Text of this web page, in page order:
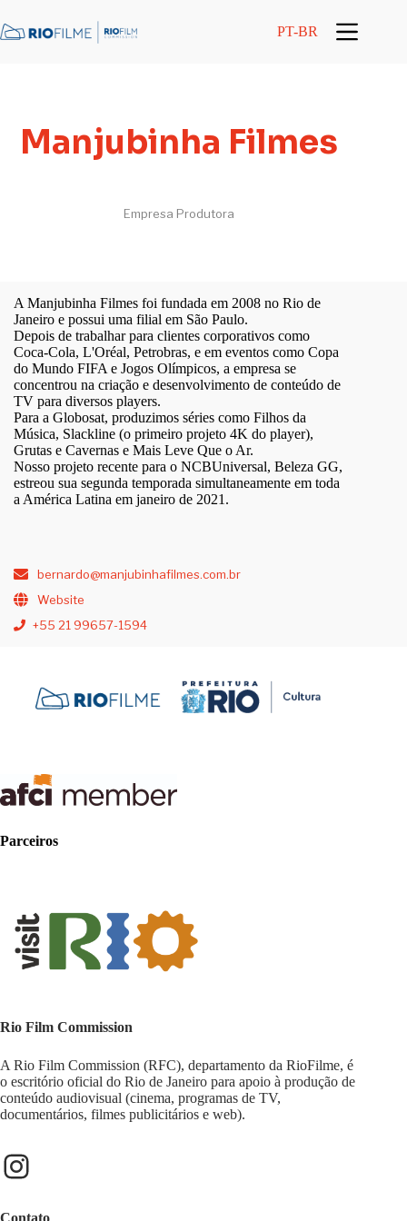
PT-BR
Manjubinha Filmes
Empresa Produtora
A Manjubinha Filmes foi fundada em 2008 no Rio de
Janeiro e possui uma filial em São Paulo.
Depois de trabalhar para clientes corporativos como
Coca-Cola, L'Oréal, Petrobras, e em eventos como Copa
do Mundo FIFA e Jogos Olímpicos, a empresa se
concentrou na criação e desenvolvimento de conteúdo de
TV para diversos players.
Para a Globosat, produzimos séries como Filhos da
Música, Slackline (o primeiro projeto 4K do player),
Grutas e Cavernas e Mais Leve Que o Ar.
Nosso projeto recente para o NCBUniversal, Beleza GG,
estreou sua segunda temporada simultaneamente em toda
a América Latina em janeiro de 2021.
bernardo@manjubinhafilmes.com.br
Website
+55 21 99657-1594
Parceiros
Rio Film Commission
A Rio Film Commission (RFC), departamento da RioFilme, é
o escritório oficial do Rio de Janeiro para apoio à produção de
conteúdo audiovisual (cinema, programas de TV,
documentários, filmes publicitários e web).
Contato